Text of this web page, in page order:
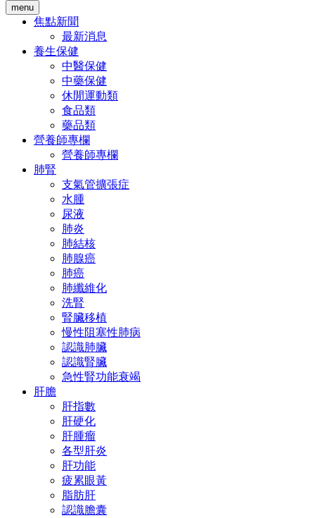
menu
焦點新聞
最新消息
養生保健
中醫保健
中藥保健
休閒運動類
食品類
藥品類
營養師專欄
營養師專欄
肺腎
支氣管擴張症
水腫
尿液
肺炎
肺結核
肺腺癌
肺癌
肺纖維化
洗腎
腎臟移植
慢性阻塞性肺病
認識肺臟
認識腎臟
急性腎功能衰竭
肝膽
肝指數
肝硬化
肝腫瘤
各型肝炎
肝功能
疲累眼黃
脂肪肝
認識膽囊